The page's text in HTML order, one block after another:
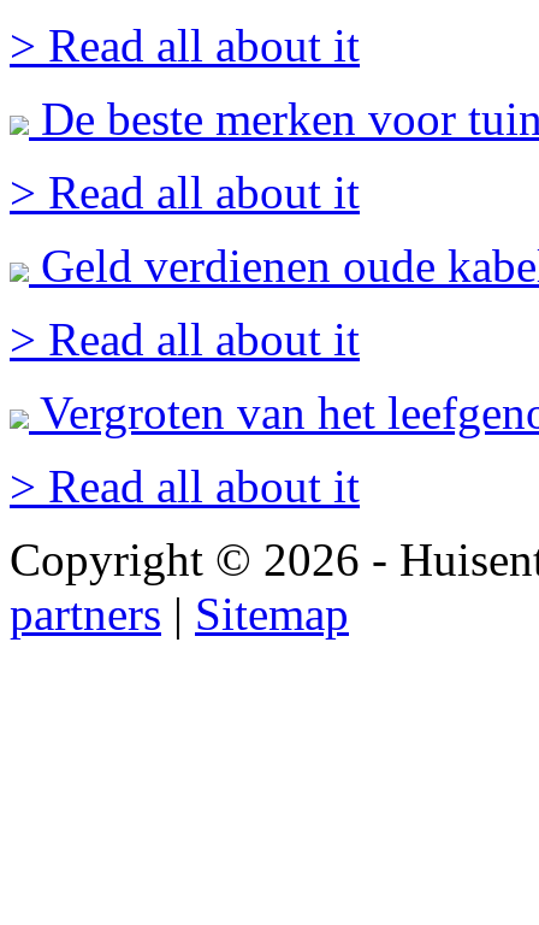
> Read all about it
De beste merken voor
> Read all about it
Geld verdienen oude
> Read all about it
Vergroten van het
> Read all about it
Copyright © 2026 -
partners | Sitemap